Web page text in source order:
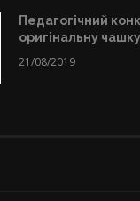
Педагогічний
оригінальну
21/08/2019